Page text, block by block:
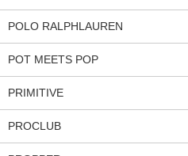
POLO RALPHLAUREN
POT MEETS POP
PRIMITIVE
PROCLUB